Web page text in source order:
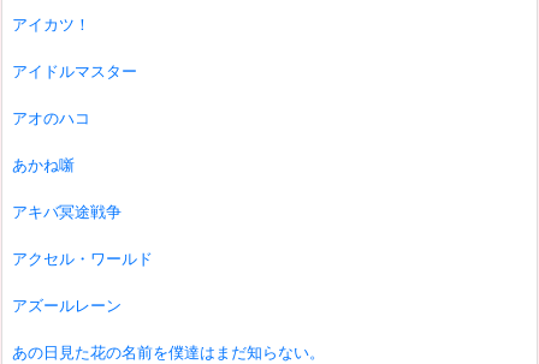
アイカツ！
アイドルマスター
アオのハコ
あかね噺
アキバ冥途戦争
アクセル・ワールド
アズールレーン
あの日見た花の名前を僕達はまだ知らない。